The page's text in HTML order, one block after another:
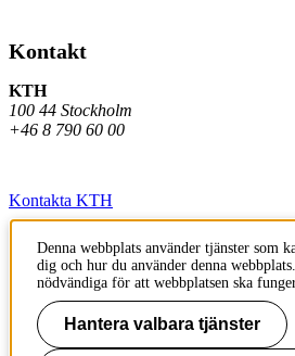
Kontakt
KTH
100 44 Stockholm
+46 8 790 60 00
Kontakta KTH
Jobba på KTH
Press och media
Faktura och betalning KTH
Denna webbplats använder tjänster som
dig och hur du använder denna
nödvändiga för att webbplatsen ska
Hantera valbara tjänster